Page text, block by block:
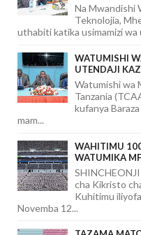
Na Mwandishi
Teknolojia,
uthabiti katika usimamizi wa
WATUMISHI
UTENDAJI
Watumishi wa
Tanzania
kufanya
mam...
WAHITIMU
WATUMIKA
cha Kikristo
Kuhitimu
Novemba 12...